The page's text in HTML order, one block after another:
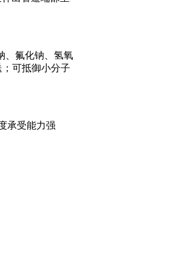
、氟化钠、氢氧
可抵御小分子
承受能力强